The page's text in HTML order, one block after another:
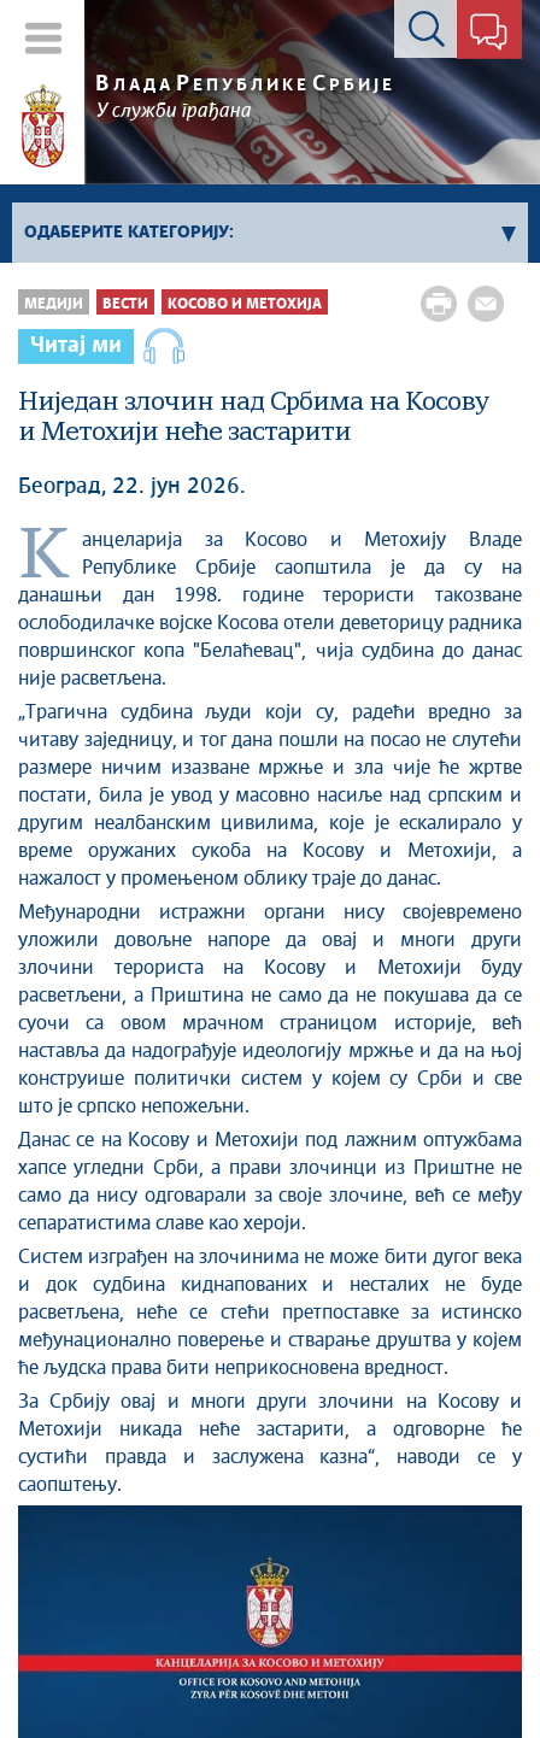
Контакт форма
В ЛАДА РЕПУБЛИКЕ СРБИЈЕ
У служби грађана
ОДАБЕРИТЕ КАТЕГОРИЈУ:
Влада Србије
Активности премијера
Активности потпредседника
Активности Владе
Косово и Метохија
Политика
Стоп корупцији
Култура и вера
Спорт
Конференције за новинаре
Интервјуи
Линкови
Издвојене теме
COVID-19 - архива
МЕДИЈИ ВЕСТИ КОСОВО И МЕТОХИЈА
Читај ми
Ниједан злочин над Србима на Косову
и Метохији неће застарити
Београд, 22. јун 2026.
К
анцеларија за Косово и Метохију Владе
Републике Србије саопштила је да су на
данашњи дан 1998. године терористи такозване
ослободилачке војске Косова отели деветорицу радника
површинског копа "Белаћевац", чија судбина до данас
није расветљена.
„Трагична судбина људи који су, радећи вредно за
читаву заједницу, и тог дана пошли на посао не слутећи
размере ничим изазване мржње и зла чије ће жртве
постати, била је увод у масовно насиље над српским и
другим неалбанским цивилима, које је ескалирало у
време оружаних сукоба на Косову и Метохији, а
нажалост у промењеном облику траје до данас.
Међународни истражни органи нису својевремено
уложили довољне напоре да овај и многи други
злочини терориста на Косову и Метохији буду
расветљени, а Приштина не само да не покушава да се
суочи са овом мрачном страницом историје, већ
наставља да надограђује идеологију мржње и да на њој
конструише политички систем у којем су Срби и све
што је српско непожељни.
Данас се на Косову и Метохији под лажним оптужбама
хапсе угледни Срби, а прави злочинци из Приштне не
само да нису одговарали за своје злочине, већ се међу
сепаратистима славе као хероји.
Систем изграђен на злочинима не може бити дугог века
и док судбина киднапованих и несталих не буде
расветљена, неће се стећи претпоставке за истинско
међунационално поверење и стварање друштва у којем
ће људска права бити неприкосновена вредност.
За Србију овај и многи други злочини на Косову и
Метохији никада неће застарити, а одговорне ће
сустићи правда и заслужена казна“, наводи се у
саопштењу.